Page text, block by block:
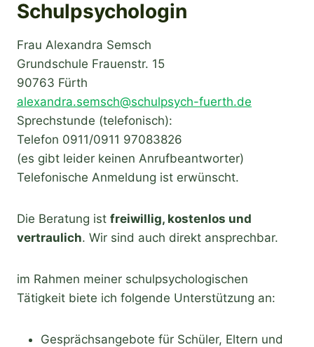
Schulpsychologin
Frau Alexandra Semsch
Grundschule Frauenstr. 15
90763 Fürth
alexandra.semsch@schulpsych-fuerth.de
Sprechstunde (telefonisch):
Telefon 0911/0911 97083826
(es gibt leider keinen Anrufbeantworter)
Telefonische Anmeldung ist erwünscht.
Die Beratung ist freiwillig, kostenlos und
vertraulich. Wir sind auch direkt ansprechbar.
im Rahmen meiner schulpsychologischen
Tätigkeit biete ich folgende Unterstützung an:
Gesprächsangebote für Schüler, Eltern und